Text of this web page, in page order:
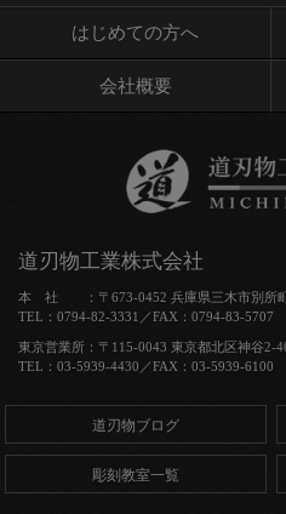
はじめての方へ
会社概要
道刃物工業株式会社
本 社 ：〒673-0452 兵庫県三木市別所
TEL：0794-82-3331／FAX：0794-83-5707
東京営業所：〒115-0043 東京都北区神谷2-
TEL：03-5939-4430／FAX：03-5939-6100
道刃物ブログ
彫刻教室一覧